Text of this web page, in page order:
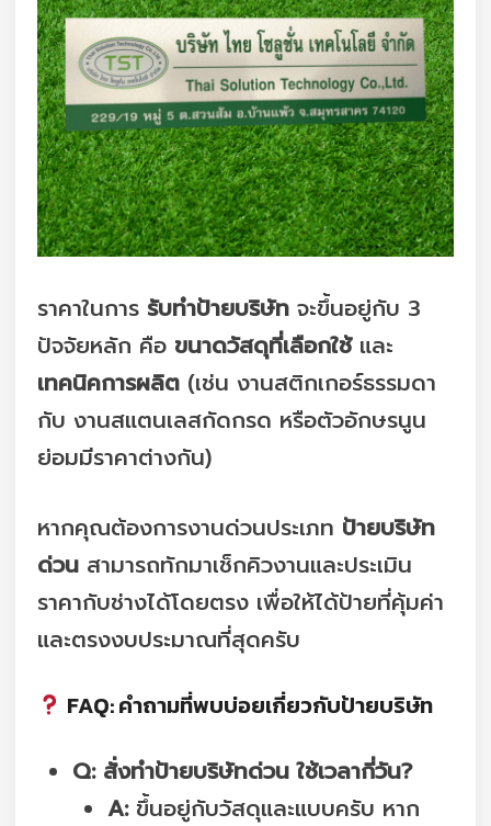
ราคาในการ รับทำป้ายบริษัท จะขึ้นอยู่กับ 3
ปัจจัยหลัก คือ ขนาดวัสดุที่เลือกใช้และ
เทคนิคการผลิต (เช่น งานสติกเกอร์ธรรมดา
กับ งานสแตนเลสกัดกรด หรือตัวอักษรนูน
ย่อมมีราคาต่างกัน)
หากคุณต้องการงานด่วนประเภท ป้ายบริษัท
ด่วน สามารถทักมาเช็กคิวงานและประเมิน
ราคากับช่างได้โดยตรง เพื่อให้ได้ป้ายที่คุ้มค่า
และตรงงบประมาณที่สุดครับ
FAQ: คำถามที่พบบ่อยเกี่ยวกับป้ายบริษัท
Q: สั่งทำป้ายบริษัทด่วน ใช้เวลากี่วัน?
A:ขึ้นอยู่กับวัสดุและแบบครับ หาก